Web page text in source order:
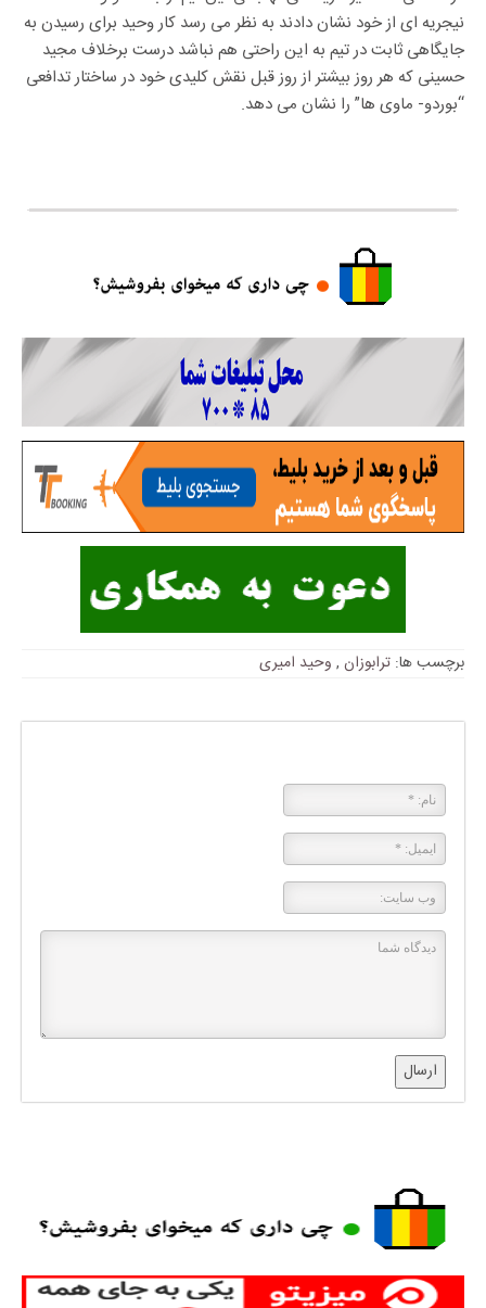
نیجریه ای از خود نشان دادند به نظر می رسد کار وحید برای رسیدن به
جایگاهی ثابت در تیم به این راحتی هم نباشد درست برخلاف مجید
حسینی که هر روز بیشتر از روز قبل نقش کلیدی خود در ساختار تدافعی
“بوردو- ماوی ها” را نشان می دهد.
برچسب ها: ترابوزان , وحید امیری
ارسال